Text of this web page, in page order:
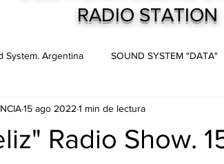
RADIO STATION
System. Argentina SOUND SYSTEM "DATA"
Live and direct. Shows. Recitales.
Radio Show.
15 ago 2022 1 min de lectura